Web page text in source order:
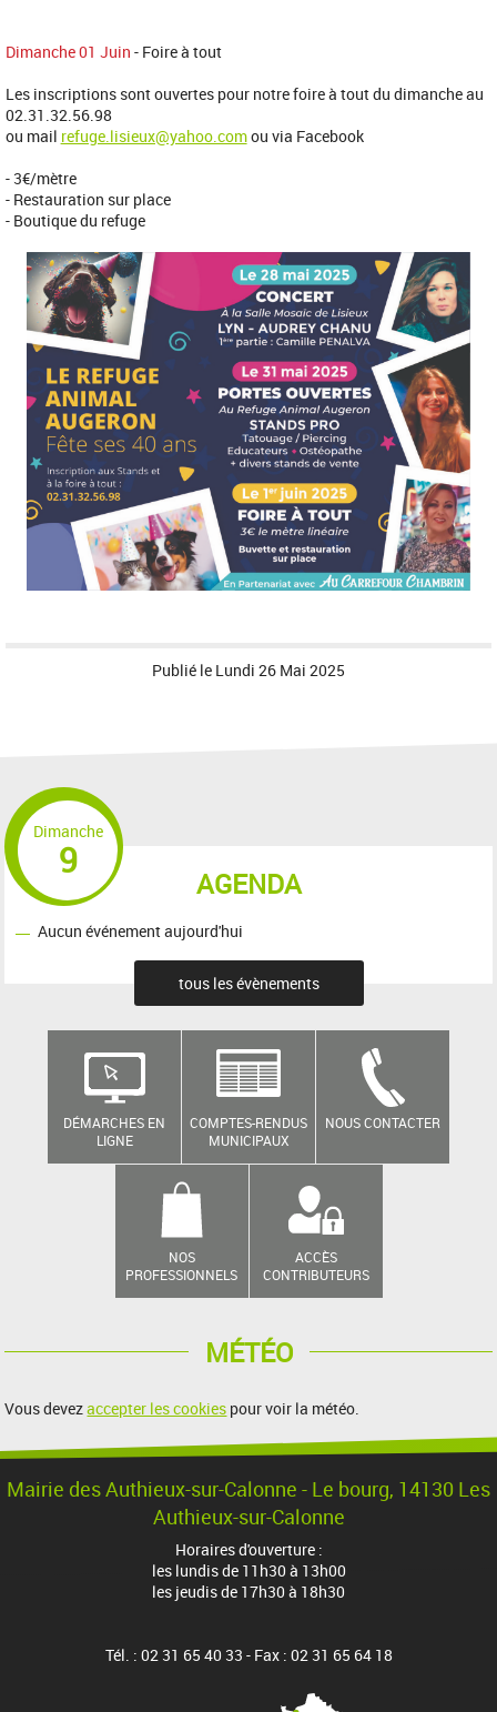
Dimanche 01 Juin - Foire à tout
Les inscriptions sont ouvertes pour notre foire à tout du dimanche au
02.31.32.56.98
ou mail refuge.lisieux@yahoo.comou via Facebook
- 3€/mètre
- Restauration sur place
- Boutique du refuge
Publié le Lundi 26 Mai 2025
AGENDA
Dimanche
9
Aucun événement aujourd'hui
tous les évènements
DÉMARCHES EN
LIGNE
COMPTES-RENDUS
MUNICIPAUX
NOUS CONTACTER
NOS
PROFESSIONNELS
ACCÈS
CONTRIBUTEURS
MÉTÉO
Vous devezaccepter les cookies pour voir la météo.
Mairie des Authieux-sur-Calonne - Le bourg, 14130 Les
Authieux-sur-Calonne
Horaires d'ouverture :
les lundis de 11h30 à 13h00
les jeudis de 17h30 à 18h30
Tél. : 02 31 65 40 33 - Fax : 02 31 65 64 18